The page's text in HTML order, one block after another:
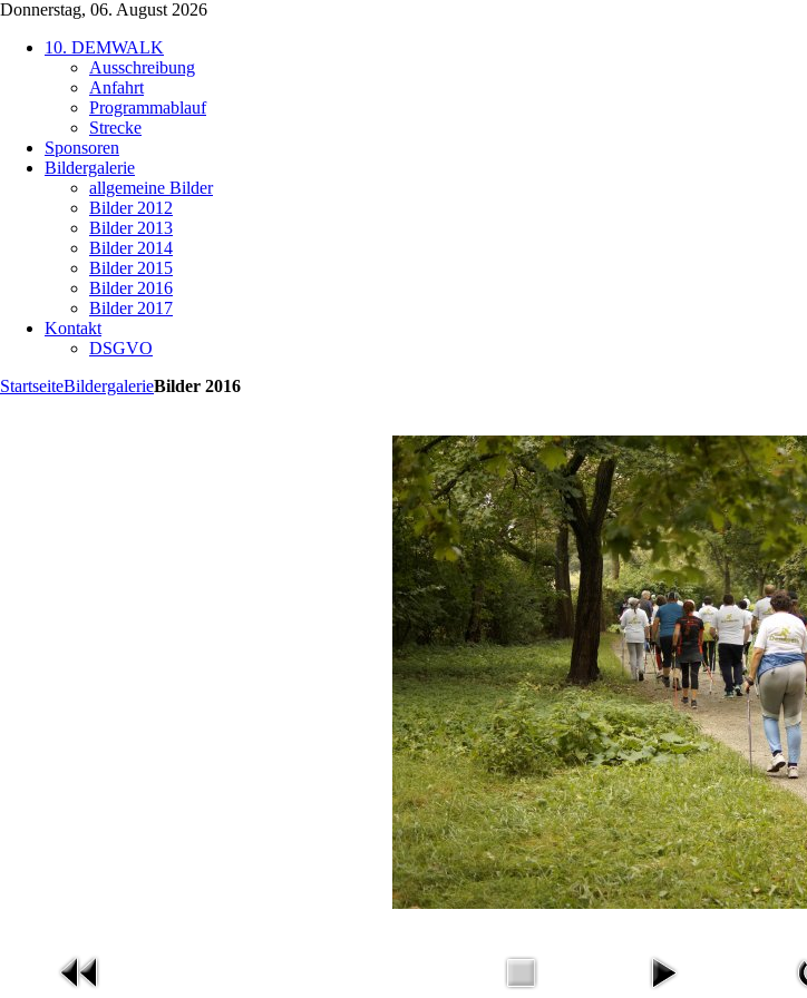
Donnerstag, 06. August 2026
10. DEMWALK
Ausschreibung
Anfahrt
Programmablauf
Strecke
Sponsoren
Bildergalerie
allgemeine Bilder
Bilder 2012
Bilder 2013
Bilder 2014
Bilder 2015
Bilder 2016
Bilder 2017
Kontakt
DSGVO
StartseiteBildergalerieBilder 2016